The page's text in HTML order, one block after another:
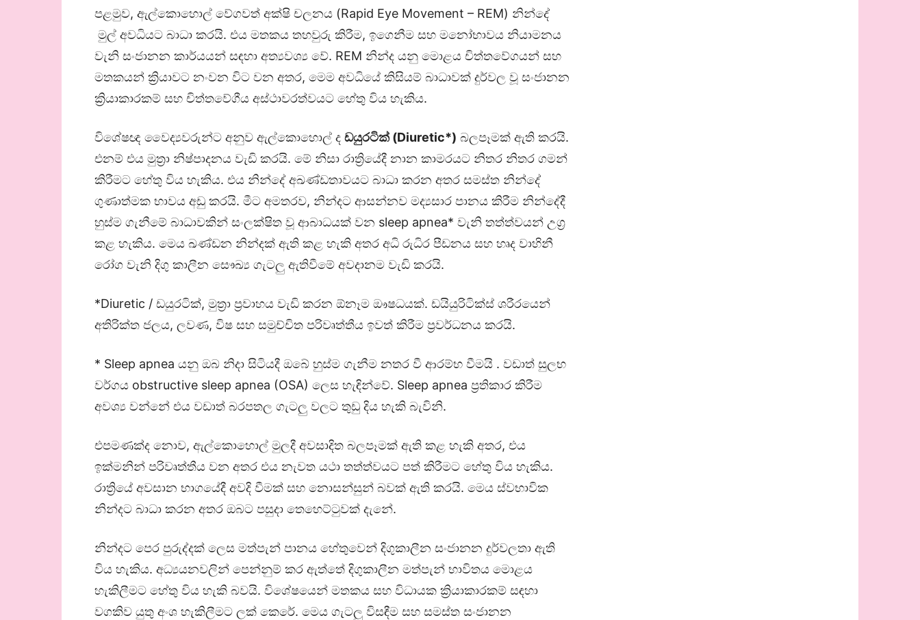
පළමුව, ඇල්කොහොල් වේගවත් අක්ෂි චලනය (Rapid Eye Movement – REM) නින්දේ
මුල් අවධියට බාධා කරයි. එය මතකය තහවුරු කිරීම, ඉගෙනීම සහ මනෝභාවය නියාමනය
වැනි සංජානන කාර්යයන් සඳහා අත්‍යවශ්‍ය වේ. REM නින්ද යනු මොළය චිත්තවේගයන් සහ
මතකයන් ක්‍රියාවට නංවන විට වන අතර, මෙම අවධියේ කිසියම් බාධාවක් දුර්වල වූ සංජානන
ක්‍රියාකාරකම් සහ චිත්තවේගීය අස්ථාවරත්වයට හේතු විය හැකිය.
විශේෂඥ වෛද්‍යවරුන්ට අනුව ඇල්කොහොල් ද ඩයුරටික් (Diuretic*) බලපෑමක් ඇති කරයි.
එනම් එය මුත්‍රා නිෂ්පාදනය වැඩි කරයි. මේ නිසා රාත්‍රියේදී නාන කාමරයට නිතර නිතර ගමන්
කිරීමට හේතු විය හැකිය. එය නින්දේ අඛණ්ඩතාවයට බාධා කරන අතර සමස්ත නින්දේ
ගුණාත්මක භාවය අඩු කරයි. මීට අමතරව, නින්දට ආසන්නව මද්‍යසාර පානය කිරීම නින්දේදී
හුස්ම ගැනීමේ බාධාවකින් සංලක්ෂිත වූ ආබාධයක් වන sleep apnea* වැනි තත්ත්වයන් උග්‍ර
කළ හැකිය. මෙය ඛණ්ඩන නින්දක් ඇති කළ හැකි අතර අධි රුධිර පීඩනය සහ හෘද වාහිනී
රෝග වැනි දිගු කාලීන සෞඛ්‍ය ගැටලු ඇතිවීමේ අවදානම වැඩි කරයි.
*Diuretic / ඩයුරටික්, මුත්‍රා ප්‍රවාහය වැඩි කරන ඕනෑම ඖෂධයක්. ඩයියුරිටික්ස් ශරීරයෙන්
අතිරික්ත ජලය, ලවණ, විෂ සහ සමුච්චිත පරිවෘත්තීය ඉවත් කිරීම ප්‍රවර්ධනය කරයි.
* Sleep apnea යනු ඔබ නිදා සිටියදී ඔබේ හුස්ම ගැනීම නතර වී ආරම්භ වීමයි . වඩාත් සුලභ
වර්ගය obstructive sleep apnea (OSA) ලෙස හැඳින්වේ. Sleep apnea ප්‍රතිකාර කිරීම
අවශ්‍ය වන්නේ එය වඩාත් බරපතල ගැටලු වලට තුඩු දිය හැකි බැවිනි.
එපමණක්ද නොව, ඇල්කොහොල් මුලදී අවසාදිත බලපෑමක් ඇති කළ හැකි අතර, එය
ඉක්මනින් පරිවෘත්තීය වන අතර එය නැවත යථා තත්ත්වයට පත් කිරීමට හේතු විය හැකිය.
රාත්‍රියේ අවසාන භාගයේදී අවදි වීමක් සහ නොසන්සුන් බවක් ඇති කරයි. මෙය ස්වභාවික
නින්දට බාධා කරන අතර ඔබට පසුදා තෙහෙට්ටුවක් දැනේ.
නින්දට පෙර පුරුද්දක් ලෙස මත්පැන් පානය හේතුවෙන් දිගුකාලීන සංජානන දුර්වලතා ඇති
විය හැකිය. අධ්‍යයනවලින් පෙන්නුම් කර ඇත්තේ දිගුකාලීන මත්පැන් භාවිතය මොළය
හැකිලීමට හේතු විය හැකි බවයි. විශේෂයෙන් මතකය සහ විධායක ක්‍රියාකාරකම් සඳහා
වගකිව යුතු අංශ හැකිලීමට ලක් කෙරේ. මෙය ගැටලු විසඳීම සහ සමස්ත සංජානන